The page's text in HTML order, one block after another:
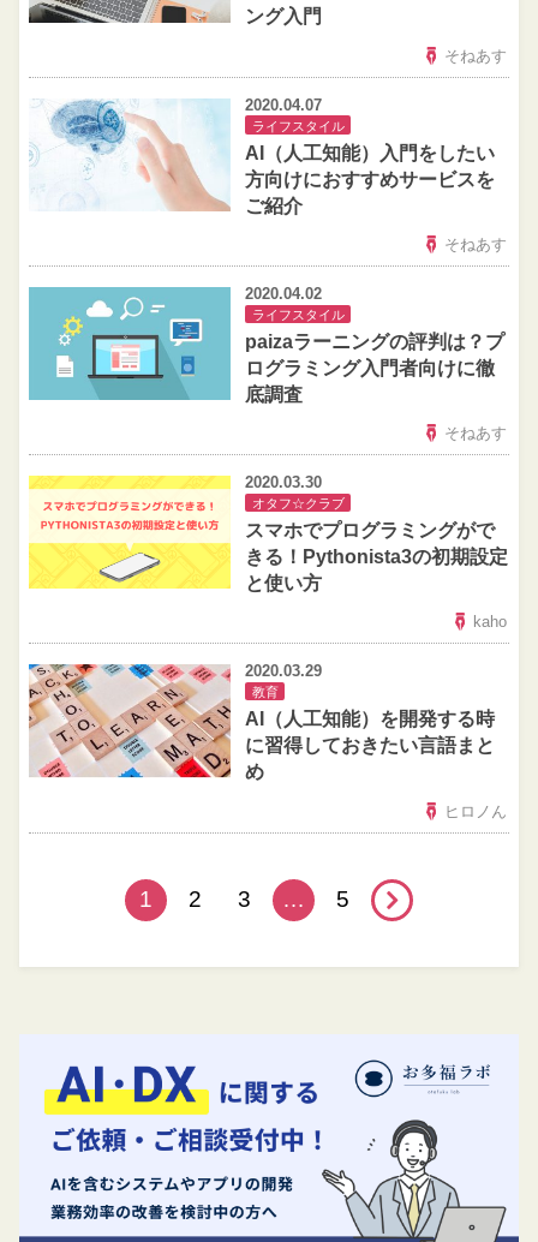
ング入門
そねあす
2020.04.07
ライフスタイル
AI（人工知能）入門をしたい
方向けにおすすめサービスを
ご紹介
そねあす
2020.04.02
ライフスタイル
paizaラーニングの評判は？プ
ログラミング入門者向けに徹
底調査
そねあす
2020.03.30
オタフ☆クラブ
スマホでプログラミングがで
きる！Pythonista3の初期設定
と使い方
kaho
2020.03.29
教育
AI（人工知能）を開発する時
に習得しておきたい言語まと
め
ヒロノん
1 2 3 … 5